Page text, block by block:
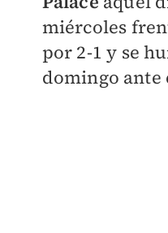
miércoles
por 2-1 y se
domingo ante